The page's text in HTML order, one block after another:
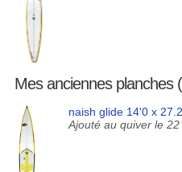
Mes anciennes planches
naish glide 14'0 x
Ajouté au quiver le